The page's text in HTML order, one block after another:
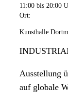
11:00 bis 20:00
Ort:
Kunsthalle
Ausstellung
auf globale